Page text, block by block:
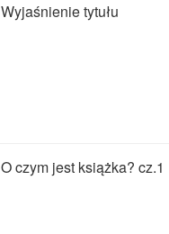
Wyjaśnienie tytułu
O czym jest książka? cz.1